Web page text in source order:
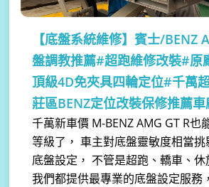
【底盤系統維修】賓士/BENZ
盤調教推薦#超跑維修改裝#原
頂級4D免夾具四輪定位#千萬
莊區BENZ定位改裝保修推薦車
千萬新車價 M-BENZ AMG GT R也
等級了， 車主對底盤靈敏度相當
底盤設定， 不管是超跑、轎車、休
我們都提供最專業的底盤設定服務